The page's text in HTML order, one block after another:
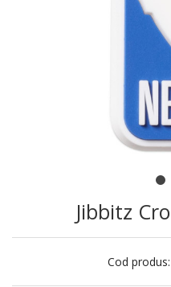
Jibbitz
Cod produs: